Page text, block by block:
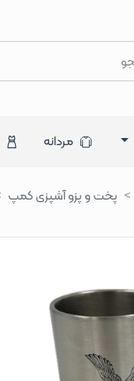
مردانه
پخت و پزو آشپزی کمپ